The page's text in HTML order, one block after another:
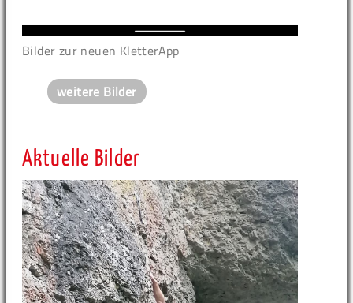
Bilder zur neuen KletterApp
weitere Bilder
Aktuelle Bilder